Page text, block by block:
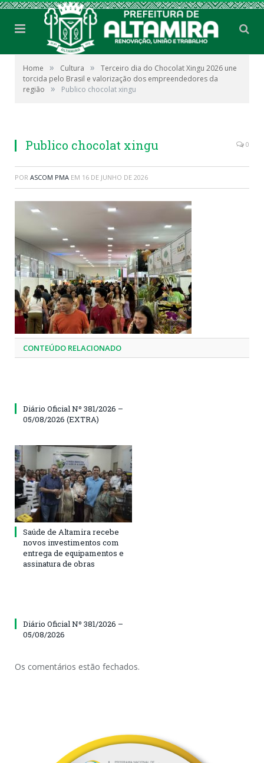
Home » Cultura »
Terceiro dia do Chocolat Xingu 2026 une
torcida pelo Brasil e valorização dos empreendedores da
região
» Publico chocolat xingu
Publico chocolat xingu 0
POR ASCOM PMA EM 16 DE JUNHO DE 2026
CONTEÚDO RELACIONADO
Diário Oficial Nº 381/2026 –
05/08/2026 (EXTRA)
Saúde de Altamira recebe
novos investimentos com
entrega de equipamentos e
assinatura de obras
Diário Oficial Nº 381/2026 –
05/08/2026
Os comentários estão fechados.